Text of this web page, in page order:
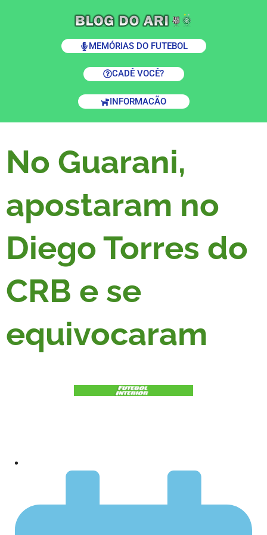
MEMÓRIAS DO FUTEBOL
CADÊ VOCÊ?
INFORMACÃO
No Guarani,
apostaram no
Diego Torres do
CRB e se
equivocaram